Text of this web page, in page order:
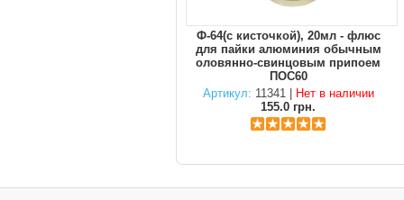
Ф-64(с кисточкой), 20мл - флюс
для пайки алюминия обычным
оловянно-свинцовым припоем
ПОС60
Артикул: 11341 |
Нет в наличии
155.0 грн.